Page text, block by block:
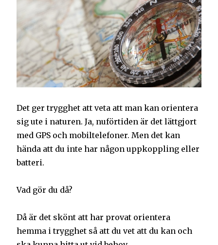
Det ger trygghet att veta att man kan orientera
sig ute i naturen. Ja, nuförtiden är det lättgjort
med GPS och mobiltelefoner. Men det kan
hända att du inte har någon uppkoppling eller
batteri.
Vad gör du då?
Då är det skönt att har provat orientera
hemma i trygghet så att du vet att du kan och